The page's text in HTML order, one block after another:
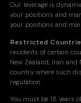
Our leverage is
your positions and
your positions and
Restricted
residents of certain
New Zealand, Iran and
country where such
regulation.
You must be 18 years